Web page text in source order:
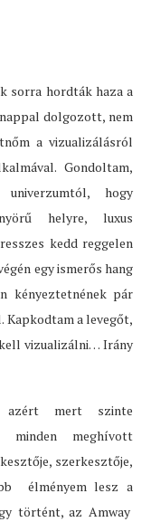
sorra hordták haza a
dolgozott, nem
a vizualizálásról
Gondoltam,
hogy
helyre, luxus
kedd reggelen
egy ismerős hang
kényeztetnének pár
Kapkodtam a levegőt,
vizualizálni… Irány
azért mert szinte
minden meghívott
szerkesztője,
élményem lesz a
történt, az Amway